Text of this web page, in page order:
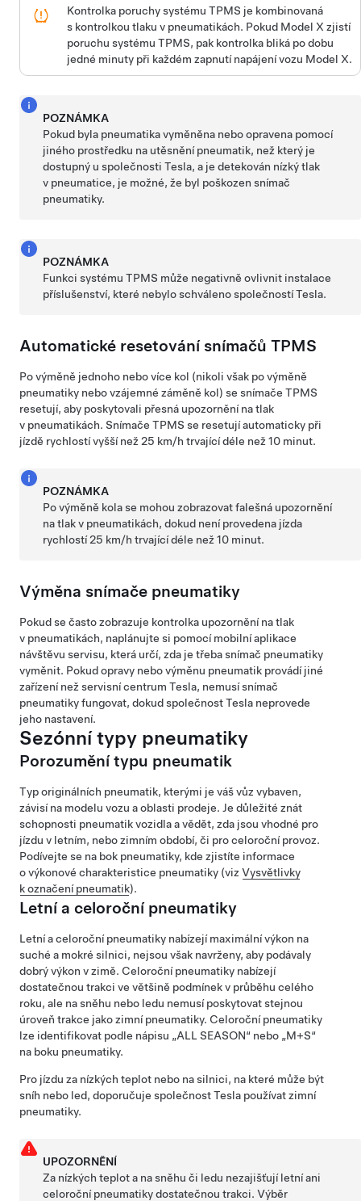
Kontrolka poruchy systému TPMS je kombinovaná
s kontrolkou tlaku v pneumatikách. Pokud Model X zjistí
poruchu systému TPMS, pak kontrolka bliká po dobu
jedné minuty při každém zapnutí napájení vozu Model X.
POZNÁMKA
Pokud byla pneumatika vyměněna nebo opravena pomocí
jiného prostředku na utěsnění pneumatik, než který je
dostupný u společnosti Tesla, a je detekován nízký tlak
v pneumatice, je možné, že byl poškozen snímač
pneumatiky.
POZNÁMKA
Funkci systému TPMS může negativně ovlivnit instalace
příslušenství, které nebylo schváleno společností Tesla.
Automatické resetování snímačů TPMS
Po výměně jednoho nebo více kol (nikoli však po výměně
pneumatiky nebo vzájemné záměně kol) se snímače TPMS
resetují, aby poskytovali přesná upozornění na tlak
v pneumatikách. Snímače TPMS se resetují automaticky při
jízdě rychlostí vyšší než25 km/h trvající déle než 10 minut.
POZNÁMKA
Po výměně kola se mohou zobrazovat falešná upozornění
na tlak v pneumatikách, dokud není provedena jízda
rychlostí25 km/h trvající déle než 10 minut.
Výměna snímače pneumatiky
Pokud se často zobrazuje kontrolka upozornění na tlak
v pneumatikách, naplánujte si pomocí mobilní aplikace
návštěvu servisu, která určí, zda je třeba snímač pneumatiky
vyměnit. Pokud opravy nebo výměnu pneumatik provádí jiné
zařízení než servisní centrum Tesla, nemusí snímač
pneumatiky fungovat, dokud společnost Tesla neprovede
jeho nastavení.
Sezónní typy pneumatiky
Porozumění typu pneumatik
Typ originálních pneumatik, kterými je váš vůz vybaven,
závisí na modelu vozu a oblasti prodeje. Je důležité znát
schopnosti pneumatik vozidla a vědět, zda jsou vhodné pro
jízdu v letním, nebo zimním období, či pro celoroční provoz.
Podívejte se na bok pneumatiky, kde zjistíte informace
o výkonové charakteristice pneumatiky (viz Vysvětlivky
k označení pneumatik).
Letní a celoroční pneumatiky
Letní a celoroční pneumatiky nabízejí maximální výkon na
suché a mokré silnici, nejsou však navrženy, aby podávaly
dobrý výkon v zimě. Celoroční pneumatiky nabízejí
dostatečnou trakci ve většině podmínek v průběhu celého
roku, ale na sněhu nebo ledu nemusí poskytovat stejnou
úroveň trakce jako zimní pneumatiky. Celoroční pneumatiky
lze identifikovat podle nápisu „ALL SEASON“ nebo „M+S“
na boku pneumatiky.
Pro jízdu za nízkých teplot nebo na silnici, na které může být
sníh nebo led, doporučuje společnost Tesla používat zimní
pneumatiky.
UPOZORNĚNÍ
Za nízkých teplot a na sněhu či ledu nezajišťují letní ani
celoroční pneumatiky dostatečnou trakci. Výběr